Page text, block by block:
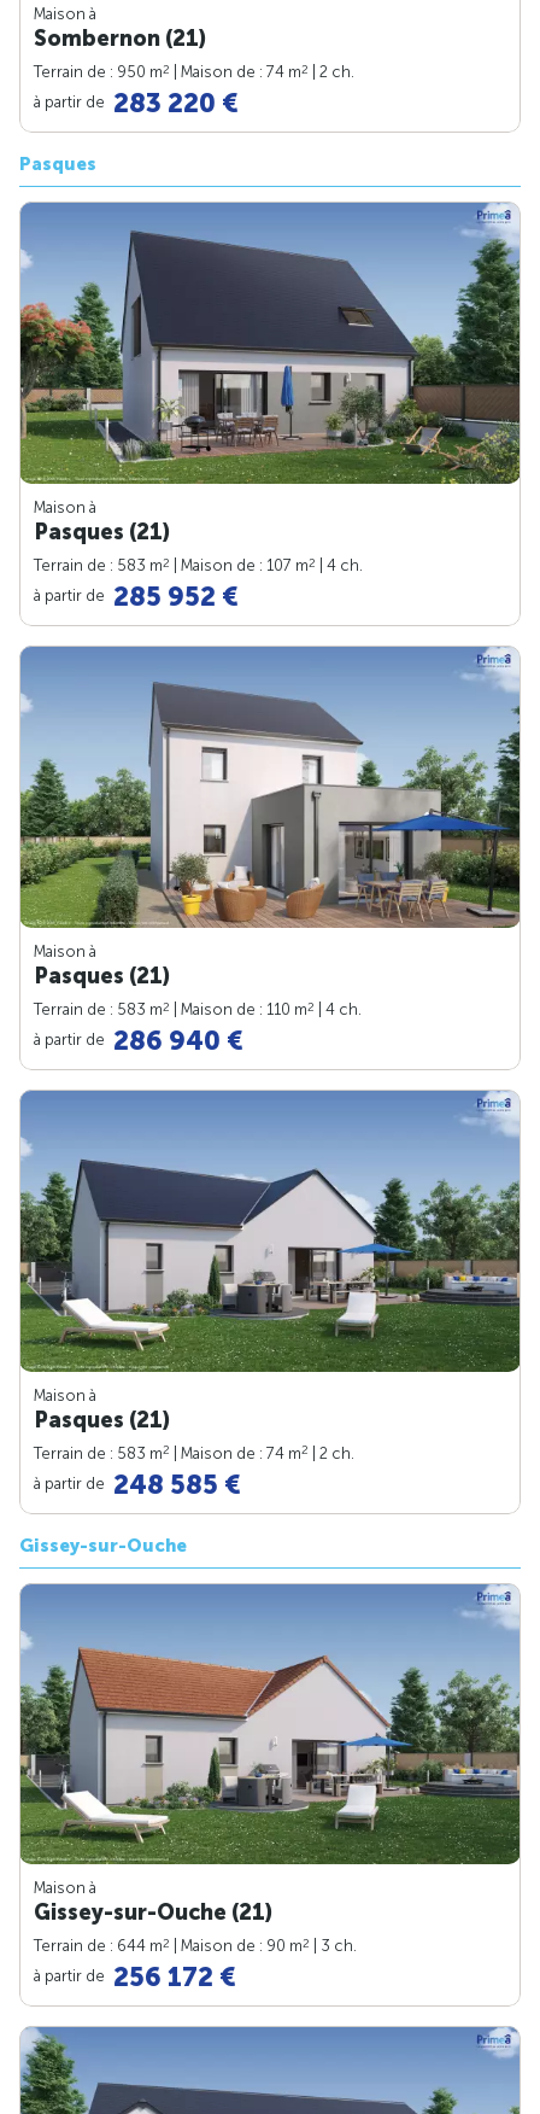
Maison à
Sombernon (21)
Terrain de : 950 m2 | Maison de : 74 m2
| 2 ch.
à partir de 283 220 €
Pasques
Maison à
Pasques (21)
Terrain de : 583 m2 | Maison de : 107 m2
| 4 ch.
à partir de 285 952 €
Maison à
Pasques (21)
Terrain de : 583 m2 | Maison de : 110 m2
| 4 ch.
à partir de 286 940 €
Maison à
Pasques (21)
Terrain de : 583 m2 | Maison de : 74 m2
| 2 ch.
à partir de 248 585 €
Gissey-sur-Ouche
Maison à
Gissey-sur-Ouche (21)
Terrain de : 644 m2 | Maison de : 90 m2
| 3 ch.
à partir de 256 172 €